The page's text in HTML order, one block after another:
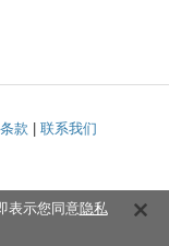
款 联系我们
表示您同意隐私